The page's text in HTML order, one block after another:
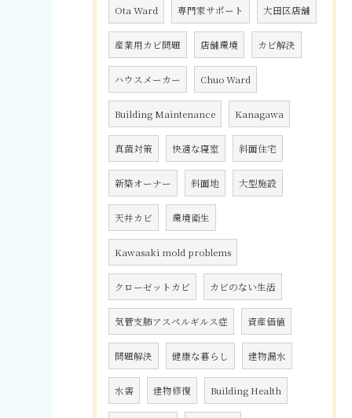
Ota Ward 専門家サポート 大田区店舗
産業用カビ問題 店舗環境 カビ解決
ハウスメーカー Chuo Ward
Building Maintenance Kanagawa
真菌対策 快適な寝室 斜面住宅
新築オーナー 斜面地 大型施設
天井カビ 環境衛生
Kawasaki mold problems
クローゼットカビ カビのない生活
気管支肺アスペルギルス症 資産価値
問題解決 健康な暮らし 建物漏水
水害 建物修復 Building Health